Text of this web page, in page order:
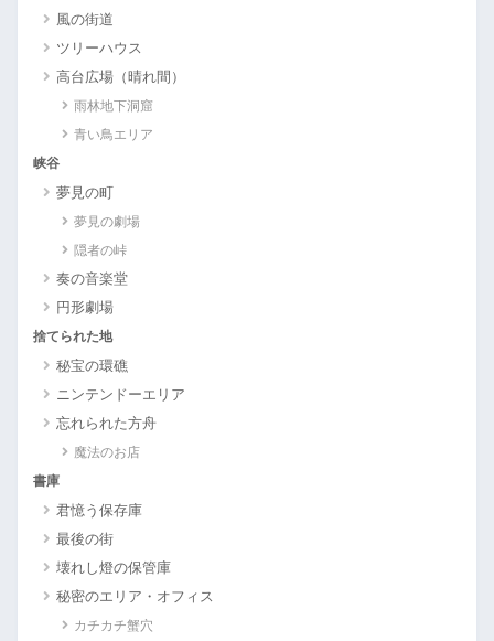
風の街道
ツリーハウス
高台広場（晴れ間）
雨林地下洞窟
青い鳥エリア
峡谷
夢見の町
夢見の劇場
隠者の峠
奏の音楽堂
円形劇場
捨てられた地
秘宝の環礁
ニンテンドーエリア
忘れられた方舟
魔法のお店
書庫
君憶う保存庫
最後の街
壊れし燈の保管庫
秘密のエリア・オフィス
カチカチ蟹穴